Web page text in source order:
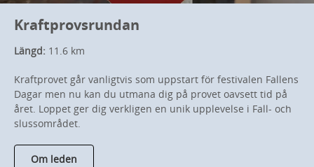
Kraftprovsrundan
Längd: 11.6 km
Kraftprovet går vanligtvis som uppstart för festivalen Fallens
Dagar men nu kan du utmana dig på provet oavsett tid på
året. Loppet ger dig verkligen en unik upplevelse i Fall- och
slussområdet.
Om leden